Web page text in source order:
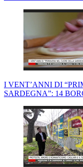
I VENT’ANNI DI
SARDEGNA”: 14